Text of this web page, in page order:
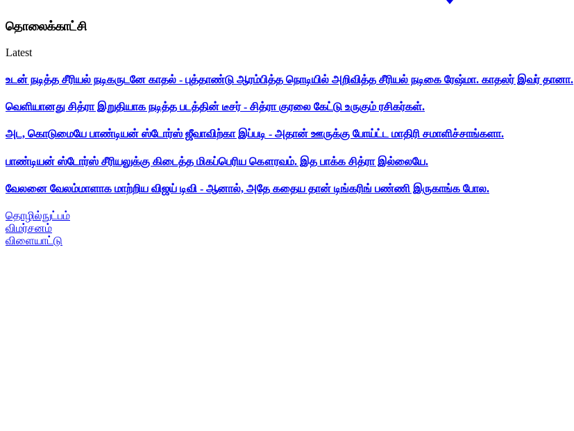
தொலைக்காட்சி
Latest
உடன் நடித்த சீரியல் நடிகருடனே காதல் - புத்தாண்டு ஆரம்பித்த நொடியில் அறிவித்த சீரியல் நடிகை ரேஷ்மா. காதலர் இவர் தானா.
வெளியானது சித்ரா இறுதியாக நடித்த படத்தின் டீசர் - சித்ரா குரலை கேட்டு உருகும் ரசிகர்கள்.
அட, கொடுமையே பாண்டியன் ஸ்டோர்ஸ் ஜீவாவிற்கா இப்படி - அதான் ஊருக்கு போய்ட்ட மாதிரி சமாளிச்சாங்களா.
பாண்டியன் ஸ்டோர்ஸ் சீரியலுக்கு கிடைத்த மிகப்பெரிய கௌரவம். இத பாக்க சித்ரா இல்லையே.
வேலனை வேலம்மாளாக மாற்றிய விஜய் டிவி - ஆனால், அதே கதைய தான் டிங்கரிங் பண்ணி இருகாங்க போல.
தொழில்நுட்பம்
விமர்சனம்
விளையாட்டு